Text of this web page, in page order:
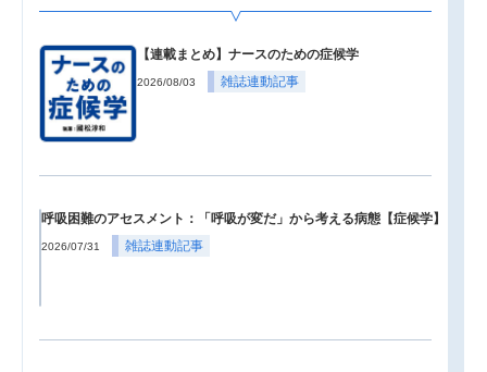
【連載まとめ】ナースのための症候学
2026/08/03 雑誌連動記事
呼吸困難のアセスメント：「呼吸が変だ」から考える病態【症候学】
2026/07/31 雑誌連動記事